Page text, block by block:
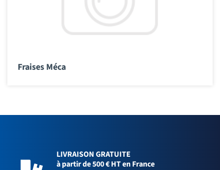
Fraises Méca
LIVRAISON GRATUITE
à partir de 500 € HT en France